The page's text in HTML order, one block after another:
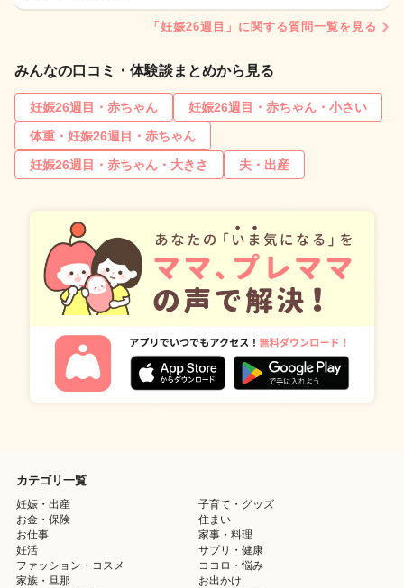
「妊娠26週目」に関する質問一覧を見る
みんなの口コミ・体験談まとめから見る
妊娠26週目・赤ちゃん
妊娠26週目・赤ちゃん・小さい
体重・妊娠26週目・赤ちゃん
妊娠26週目・赤ちゃん・大きさ
夫・出産
カテゴリ一覧
妊娠・出産
子育て・グッズ
お金・保険
住まい
お仕事
家事・料理
妊活
サプリ・健康
ファッション・コスメ
ココロ・悩み
家族・旦那
お出かけ